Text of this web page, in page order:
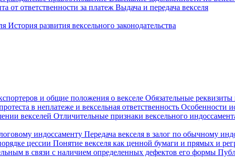
от ответственности за платеж Выдача и передача векселя
История развития вексельного законодательства
и общие положения о векселе Обязательные реквизиты
в неплатеже и вексельная ответственность Особенности
векселей Отличительные признаки вексельного
индоссаменту Передача векселя в залог по обычному
цессии Понятие векселя как ценной бумаги и прямых и
в связи с наличием определенных дефектов его формы